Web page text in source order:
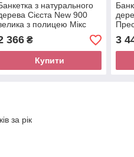
з натурального
Сієста New 900
з полицею Мікс
366₴
Купити
3
за рік